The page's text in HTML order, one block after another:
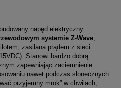
napęd elektryczny
systemie Z-Wave,
zasilana prądem z sieci
Stanowi bardzo dobrą
zapewniając zaciemnienie
nawet podczas słonecznych
przyjemny mrok” w chwilach,